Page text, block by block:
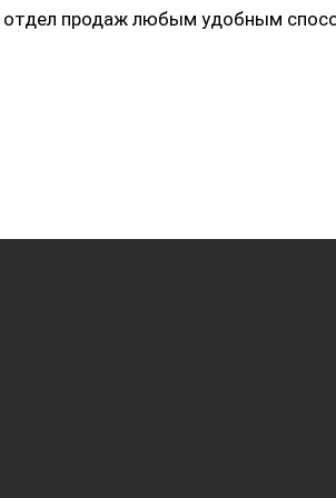
отдел продаж любым удобным